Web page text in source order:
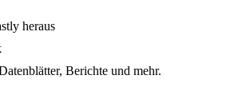
heraus
Berichte und mehr.